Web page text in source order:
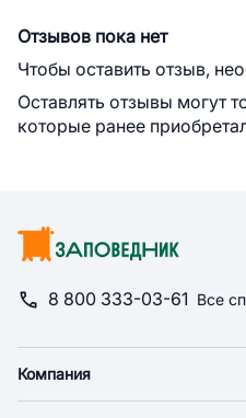
Отзывов пока нет
Чтобы оставить отзыв,
Оставлять отзывы могут
которые ранее
8 800 333-03-61 Все
Компания